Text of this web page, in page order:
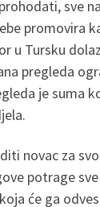
sve
promovira
u Tursku
pregleda
je suma
novac za
potrage
će ga